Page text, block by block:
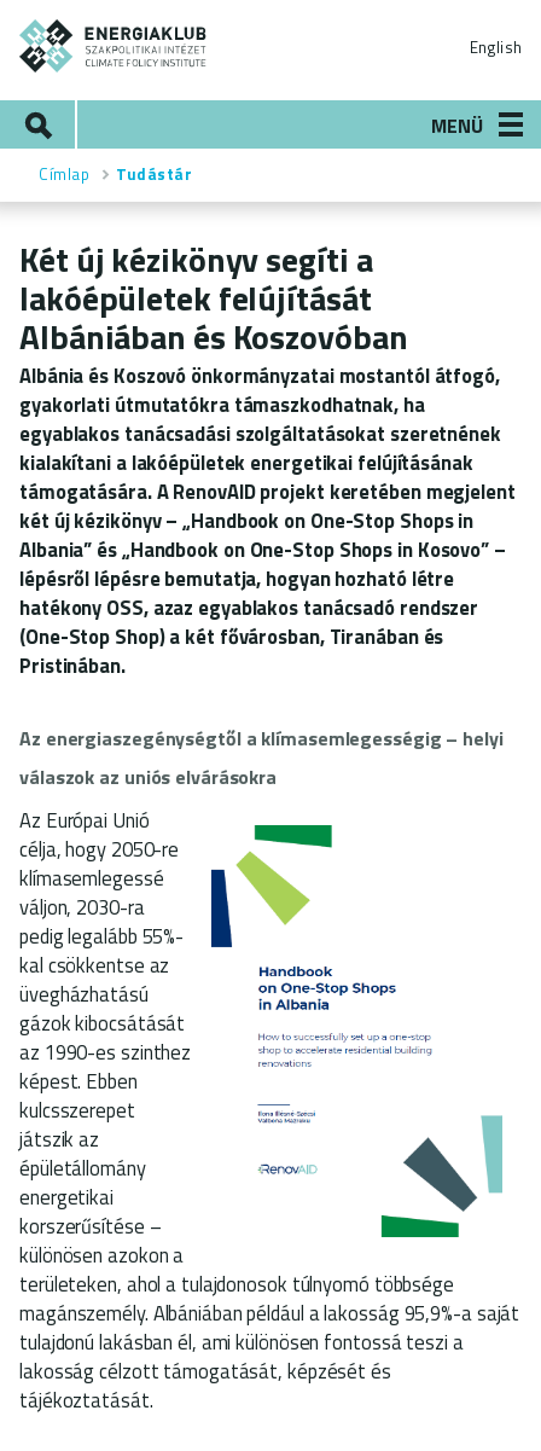
Ugrás
tartalomra
English
MENÜ
Morzsa
Címlap Tudástár
Két új kézikönyv segíti a
lakóépületek felújítását
Albániában és Koszovóban
Albánia és Koszovó önkormányzatai mostantól átfogó,
gyakorlati útmutatókra támaszkodhatnak, ha
egyablakos tanácsadási szolgáltatásokat szeretnének
kialakítani a lakóépületek energetikai felújításának
támogatására. A RenovAID projekt keretében megjelent
két új kézikönyv –„Handbook on One-Stop Shops in
Albania” és„Handbook on One-Stop Shops in Kosovo” –
lépésről lépésre bemutatja, hogyan hozható létre
hatékony OSS, azaz egyablakos tanácsadó rendszer
(One-Stop Shop) a két fővárosban, Tiranában és
Pristinában.
Az energiaszegénységtől a klímasemlegességig – helyi
válaszok az uniós elvárásokra
Az Európai Unió
célja, hogy 2050-re
klímasemlegessé
váljon, 2030-ra
pedig legalább 55%-
kal csökkentse az
üvegházhatású
gázok kibocsátását
az 1990-es szinthez
képest. Ebben
kulcsszerepet
játszik az
épületállomány
energetikai
korszerűsítése –
különösen azokon a
területeken, ahol a tulajdonosok túlnyomó többsége
magánszemély. Albániában például a lakosság 95,9%-a saját
tulajdonú lakásban él, ami különösen fontossá teszi a
lakosság célzott támogatását, képzését és
tájékoztatását.